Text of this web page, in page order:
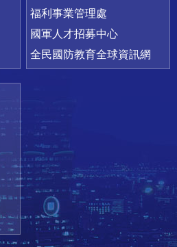
福利事業管理處
國軍人才招募中心
全民國防教育全球資訊網